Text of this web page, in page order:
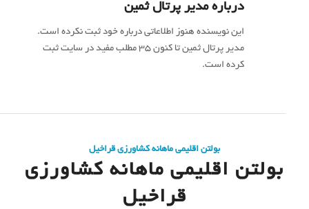
دربارهمدیر پرتال ثمین
این نویسنده هنوز اطلاعاتی درباره خود ثبت نکرده است.
مدیر پرتال ثمین
تا کنون 35 مطلب مفید در سایت ثبت
کرده است.
بولتن اقلیمی ماهانه کشاورزی قراخیل
بولتن اقلیمی ماهانه کشاورزی
قراخیل